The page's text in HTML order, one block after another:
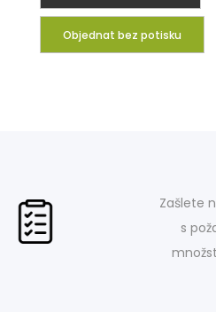
Objednat bez potisku
Zašlete
s